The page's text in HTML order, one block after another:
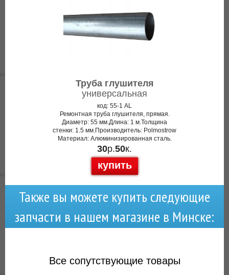
Труба глушителя
универсальная
код: 55-1 AL
Ремонтная труба глушителя, прямая.
Диаметр: 55 мм.Длина: 1 м.Толщина
стенки: 1.5 мм.Производитель: Polmostrow
Материал: Алюминизированная сталь.
30р.50к.
купить
Также вы можете купить следующие
запчасти в нашем магазине в Минске:
Все сопутствующие товары